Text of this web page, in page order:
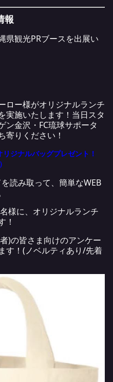
報
県観光PRブースを出展い
ロー様がオリジナルランチ
実施いたします！当日スタ
ン金沢・FC琉球サポータ
寄りください！
ジナルバッグプレゼント！
読み取って、簡単なWEB
様に、オリジナルランチ
！
)の皆さま向けのアンケー
す！(ノベルティあり/先着